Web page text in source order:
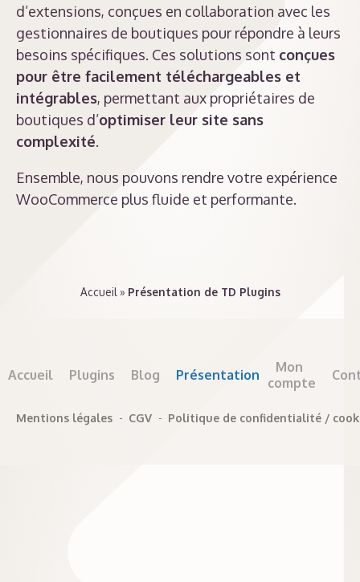
d’extensions, conçues en collaboration avec les
gestionnaires de boutiques pour répondre à leurs
besoins spécifiques. Ces solutions sont conçues
pour être facilement téléchargeables et
intégrables, permettant aux propriétaires de
boutiques d’optimiser leur site sans
complexité.
Ensemble, nous pouvons rendre votre expérience
WooCommerce plus fluide et performante.
Accueil » Présentation de TD Plugins
Accueil Plugins Blog Présentation
Mon
compte
Mentions légales - CGV - Politique de confidentialité /